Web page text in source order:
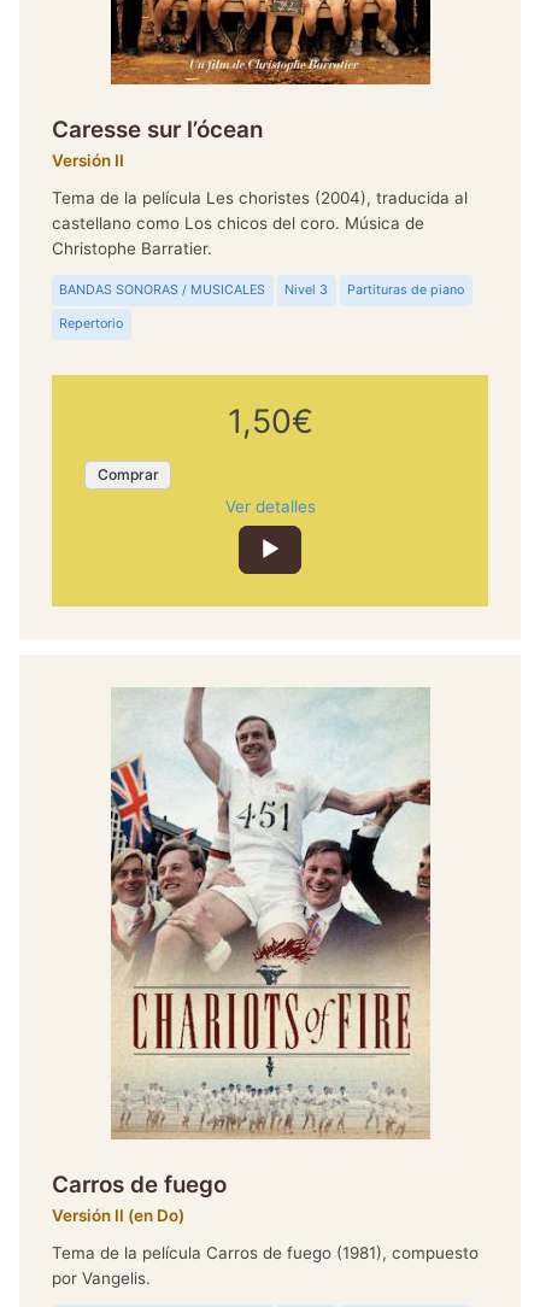
Caresse sur l’ócean
Versión II
Tema de la película Les choristes (2004), traducida al
castellano como Los chicos del coro. Música de
Christophe Barratier.
BANDAS SONORAS / MUSICALES Nivel 3 Partituras de piano
Repertorio
1,50€
Comprar
Ver detalles
Reproductor
de
audio
Carros de fuego
Versión II (en Do)
Tema de la película Carros de fuego (1981), compuesto
por Vangelis.